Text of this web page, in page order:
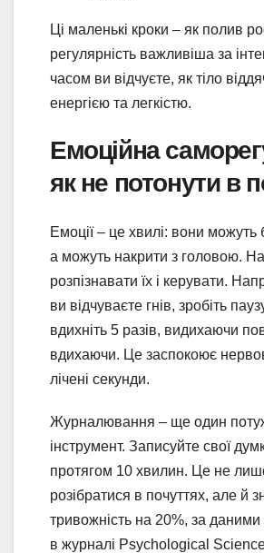
Ці маленькі кроки – як полив
регулярність важливіша за
часом ви відчуєте, як тіло
енергією та легкістю.
Емоційна
як не потонути в
Емоції – це хвилі: вони можуть
а можуть накрити з головою.
розпізнавати їх і керувати.
ви відчуваєте гнів, зробіть
вдихніть 5 разів, видихаючи
вдихаючи. Це заспокоює
лічені секунди.
Журналювання – ще один
інструмент. Записуйте свої
протягом 10 хвилин. Це не
розібратися в почуттях, але й
тривожність на 20%, за
в журналі Psychological